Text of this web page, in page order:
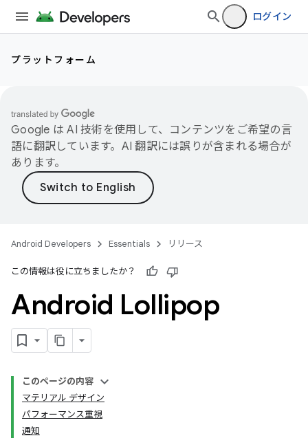
ログイン
プラットフォーム
Google は AI 技術を使用して、コンテンツをご希望の言
語に翻訳しています。AI 翻訳には誤りが含まれる場合が
あります。
Android Developers Essentials リリース
この情報は役に立ちましたか？
Android Lollipop
このページの内容
マテリアル デザイン
パフォーマンス重視
通知